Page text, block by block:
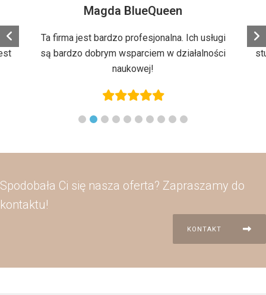
Magda BlueQueen
Ta firma jest bardzo profesjonalna. Ich usługi
są bardzo dobrym wsparciem w działalności
naukowej!
Spodobała Ci się nasza oferta? Zapraszamy do
kontaktu!
KONTAKT